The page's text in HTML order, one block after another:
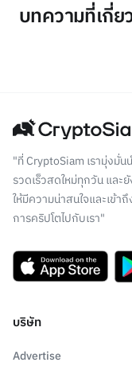
บทความที่เกี่ย
"ที่ CryptoSiam เรามุ่งมั่น
รวดเร็วสดใหม่ทุกวัน และ
ให้มีความน่าสนใจและเข้า
การคริปโตไปกับเรา"
บริษัท
Advertise